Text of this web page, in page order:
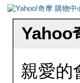
Yahoo
親愛的